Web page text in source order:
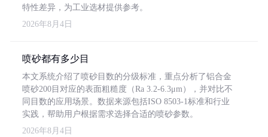
特性差异，为工业选材提供参考。
2026年8月4日
喷砂都有多少目
本文系统介绍了喷砂目数的分级标准，重点分析了铝合金
喷砂200目对应的表面粗糙度（Ra 3.2-6.3μm），并对比不
同目数的应用场景。数据来源包括ISO 8503-1标准和行业
实践，帮助用户根据需求选择合适的喷砂参数。
2026年8月4日